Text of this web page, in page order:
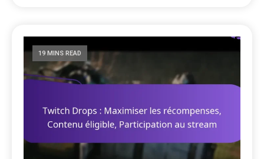
19 MINS READ